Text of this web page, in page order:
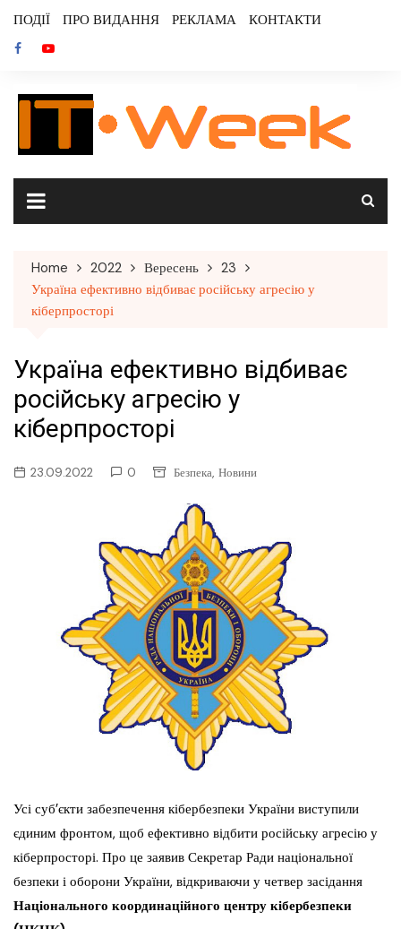
content
ПОДІЇ ПРО ВИДАННЯ РЕКЛАМА КОНТАКТИ
Home 2022 Вересень
23
Україна ефективно відбиває російську агресію у
кіберпросторі
Україна ефективно відбиває
російську агресію у
кіберпросторі
23.09.2022 0 Безпека, Новини
Усі суб’єкти забезпечення кібербезпеки України виступили
єдиним фронтом, щоб ефективно відбити російську агресію у
кіберпросторі. Про це заявив Секретар Ради національної
безпеки і оборони України, відкриваючи у четвер засідання
Національного координаційного центру кібербезпеки